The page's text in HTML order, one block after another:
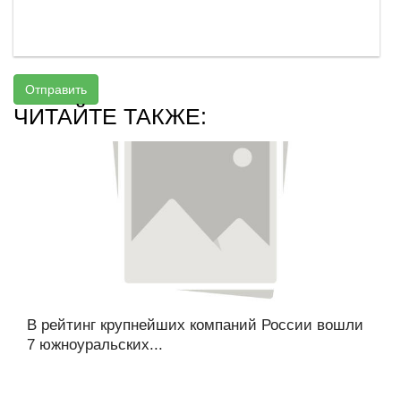
Отправить
ЧИТАЙТЕ ТАКЖЕ:
В рейтинг крупнейших компаний России вошли
7 южноуральских...